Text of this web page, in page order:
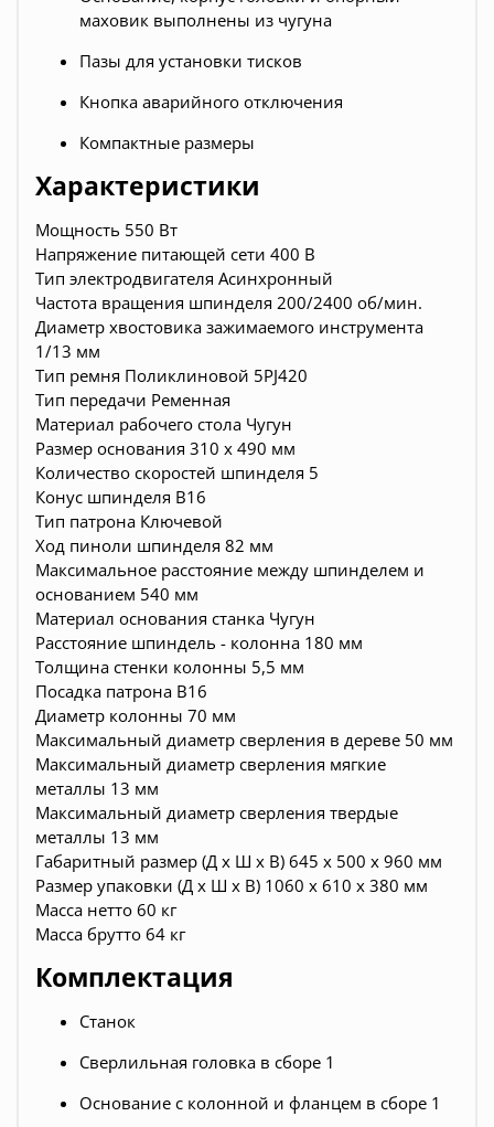
маховик выполнены из чугуна
Пазы для установки тисков
Кнопка аварийного отключения
Компактные размеры
Характеристики
Мощность 550 Вт
Напряжение питающей сети 400 В
Тип электродвигателя Асинхронный
Частота вращения шпинделя 200/2400 об/мин.
Диаметр хвостовика зажимаемого инструмента
1/13 мм
Тип ремня Поликлиновой 5PJ420
Тип передачи Ременная
Материал рабочего стола Чугун
Размер основания 310 х 490 мм
Количество скоростей шпинделя 5
Конус шпинделя B16
Тип патрона Ключевой
Ход пиноли шпинделя 82 мм
Максимальное расстояние между шпинделем и
основанием 540 мм
Материал основания станка Чугун
Расстояние шпиндель - колонна 180 мм
Толщина стенки колонны 5,5 мм
Посадка патрона B16
Диаметр колонны 70 мм
Максимальный диаметр сверления в дереве 50 мм
Максимальный диаметр сверления мягкие
металлы 13 мм
Максимальный диаметр сверления твердые
металлы 13 мм
Габаритный размер (Д x Ш x В) 645 x 500 x 960 мм
Размер упаковки (Д x Ш x В) 1060 x 610 x 380 мм
Масса нетто 60 кг
Масса брутто 64 кг
Комплектация
Станок
Сверлильная головка в сборе 1
Основание с колонной и фланцем в сборе 1